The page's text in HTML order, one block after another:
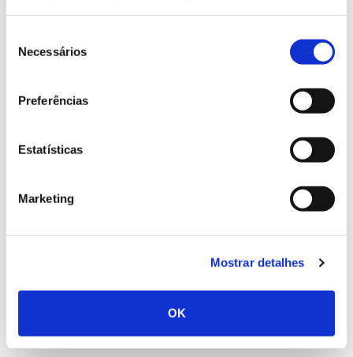
Necessários
Preferências
Estatísticas
Marketing
Mostrar detalhes
OK
02.07.2026
Registar galhas de Trichi em acácia-das-espigas:
cidadãos chamados a ajudar
25.06.2026